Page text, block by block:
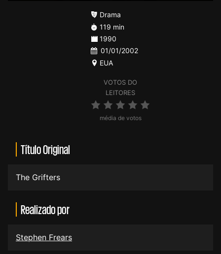
VOTOS DO
LEITORES
média de votos
Drama
119 min
1990
01/01/2002
EUA
Título Original
The Grifters
Realizado por
Stephen Frears